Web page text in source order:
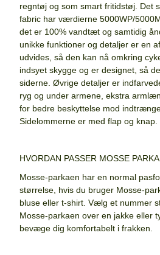
regntøj og som smart fritidstøj. Det
fabric har værdierne 5000WP/
det er 100% vandtæt og samtidig
unik­ke funktioner og detaljer er en
udvides, så den kan nå omkring
indsyet skygge og er designet, så
siderne. Øvrige detaljer er
ryg og under armene, ekstra
for bedre beskyttelse mod
Sidelommerne er med flap og knap.
HVORDAN PASSER MOSSE
Mosse-parkaen har en normal
størrelse, hvis du bruger Mosse-
bluse eller t-shirt. Vælg et nummer
Mosse-parkaen over en jakke eller
bevæge dig komfortabelt i frakken.